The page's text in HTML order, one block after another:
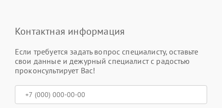
Контактная информация
Если требуется задать вопрос специалисту, оставьте
свои данные и дежурный специалист с радостью
проконсультирует Вас!